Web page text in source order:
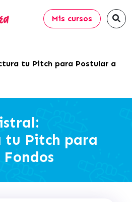
Mis cursos
tu Pitch para Postular a
tu Pitch para